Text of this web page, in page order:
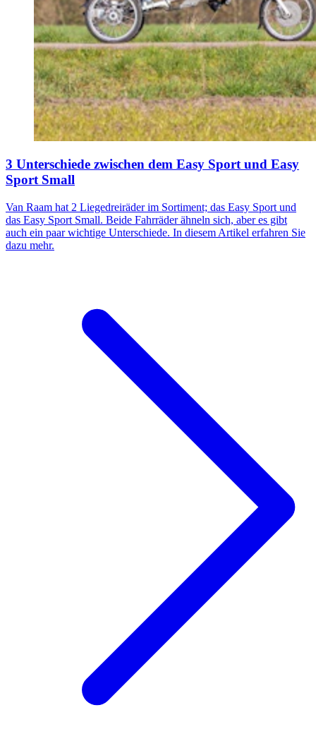
3 Unterschiede zwischen dem Easy Sport und Easy
Sport Small
Van Raam hat 2 Liegedreiräder im Sortiment; das Easy Sport und
das Easy Sport Small. Beide Fahrräder ähneln sich, aber es gibt
auch ein paar wichtige Unterschiede. In diesem Artikel erfahren Sie
dazu mehr.